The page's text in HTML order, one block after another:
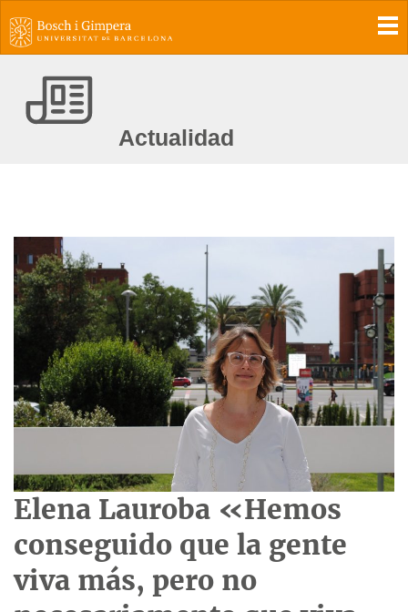
Actualidad
Elena Lauroba «Hemos
conseguido que la gente
viva más, pero no